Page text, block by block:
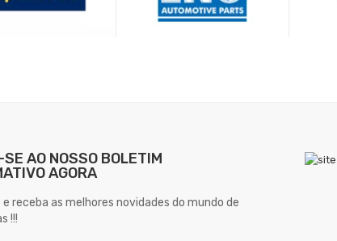
AO NOSSO BOLETIM
AGORA
receba as melhores novidades do mundo de
!!!